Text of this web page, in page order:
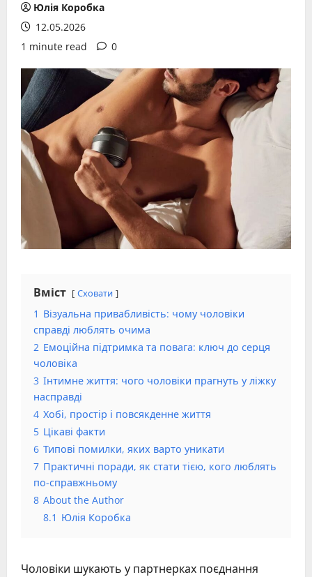
Юлія Коробка
12.05.2026
1 minute read
0
Вміст Сховати
1 Візуальна привабливість: чому чоловіки
справді люблять очима
2 Емоційна підтримка та повага: ключ до серця
чоловіка
3 Інтимне життя: чого чоловіки прагнуть у ліжку
насправді
4 Хобі, простір і повсякденне життя
5 Цікаві факти
6 Типові помилки, яких варто уникати
7 Практичні поради, як стати тією, кого люблять
по-справжньому
8 About the Author
8.1 Юлія Коробка
Чоловіки шукають у партнерках поєднання